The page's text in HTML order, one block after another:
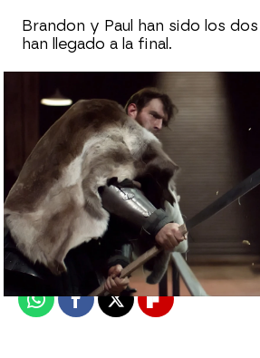
Brandon y Paul han sido los
han llegado a la final.
mega
Madrid
Publicado: 11 de mayo de 2021,
WhatsappFacebook
X Flipboard